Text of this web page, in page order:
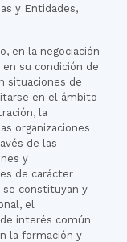
y Entidades,
en la negociación
su condición de
situaciones de
en el ámbito
la
organizaciones
de las
y
de carácter
se constituyan y
el
interés común
la formación y